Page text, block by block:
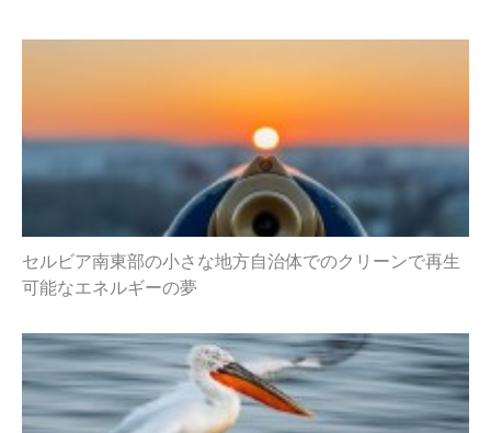
セルビア南東部の小さな地方自治体でのクリーンで再生
可能なエネルギーの夢